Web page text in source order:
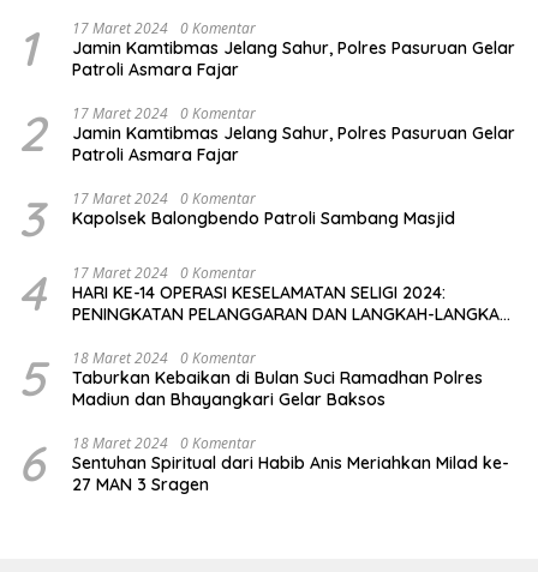
1 17 Maret 2024 0 Komentar
Jamin Kamtibmas Jelang Sahur, Polres Pasuruan Gelar
Patroli Asmara Fajar
2 17 Maret 2024 0 Komentar
Jamin Kamtibmas Jelang Sahur, Polres Pasuruan Gelar
Patroli Asmara Fajar
3 17 Maret 2024 0 Komentar
Kapolsek Balongbendo Patroli Sambang Masjid
4 17 Maret 2024 0 Komentar
HARI KE-14 OPERASI KESELAMATAN SELIGI 2024:
PENINGKATAN PELANGGARAN DAN LANGKAH-LANGKAH
5 18 Maret 2024 0 Komentar
Taburkan Kebaikan di Bulan Suci Ramadhan Polres
Madiun dan Bhayangkari Gelar Baksos
6 18 Maret 2024 0 Komentar
Sentuhan Spiritual dari Habib Anis Meriahkan Milad ke-
27 MAN 3 Sragen